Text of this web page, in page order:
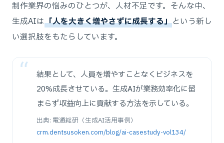
制作業界の悩みのひとつが、人材不足です。そんな中、
生成AIは「人を大きく増やさずに成長する」という新し
い選択肢をもたらしています。
結果として、人員を増やすことなくビジネスを
20%成長させている。生成AIが業務効率化に留
まらず収益向上に貢献する方法を示している。
出典: 電通総研（生成AI活用事例）
crm.dentsusoken.com/blog/ai-casestudy-vol134/